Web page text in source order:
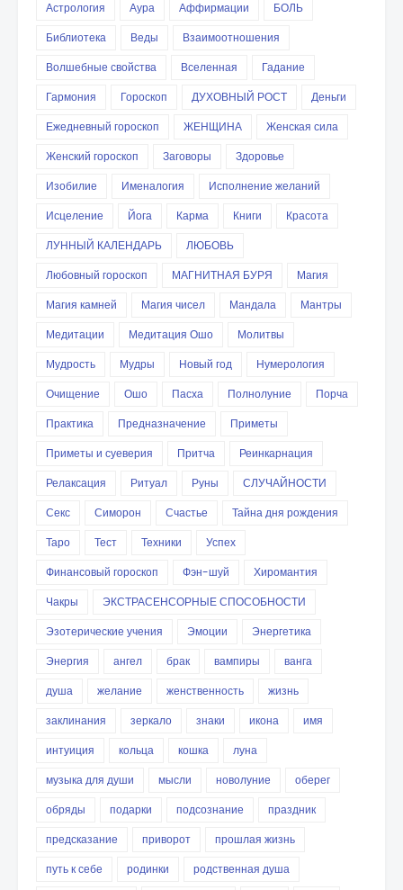
Астрология Аура Аффирмации
БОЛЬ
Библиотека
Веды
Взаимоотношения
Волшебные свойства
Вселенная
Гадание
Гармония
Гороскоп ДУХОВНЫЙ РОСТ
Деньги
Ежедневный гороскоп
ЖЕНЩИНА
Женская сила
Женский гороскоп
Заговоры
Здоровье
Изобилие
Именалогия
Исполнение желаний
Исцеление
Йога Карма Книги
Красота
ЛУННЫЙ КАЛЕНДАРЬ
ЛЮБОВЬ
Любовный гороскоп
МАГНИТНАЯ БУРЯ
Магия
Магия камней
Магия чисел Мандала
Мантры
Медитации
Медитация Ошо
Молитвы
Мудрость
Мудры Новый год
Нумерология
Очищение
Ошо Пасха Полнолуние
Порча
Практика
Предназначение
Приметы
Приметы и суеверия
Притча
Реинкарнация
Релаксация
Ритуал Руны
СЛУЧАЙНОСТИ
Секс
Симорон Счастье
Тайна дня рождения
Таро
Тест Техники
Успех
Финансовый гороскоп
Фэн-шуй
Хиромантия
Чакры
ЭКСТРАСЕНСОРНЫЕ СПОСОБНОСТИ
Эзотерические учения
Эмоции
Энергетика
Энергия
ангел брак вампиры
ванга
душа
желание женственность
жизнь
заклинания
зеркало знаки икона
имя
интуиция
кольца кошка
луна
музыка для души
мысли новолуние
оберег
обряды
подарки подсознание
праздник
предсказание
приворот
прошлая жизнь
путь к себе
родинки
родственная душа